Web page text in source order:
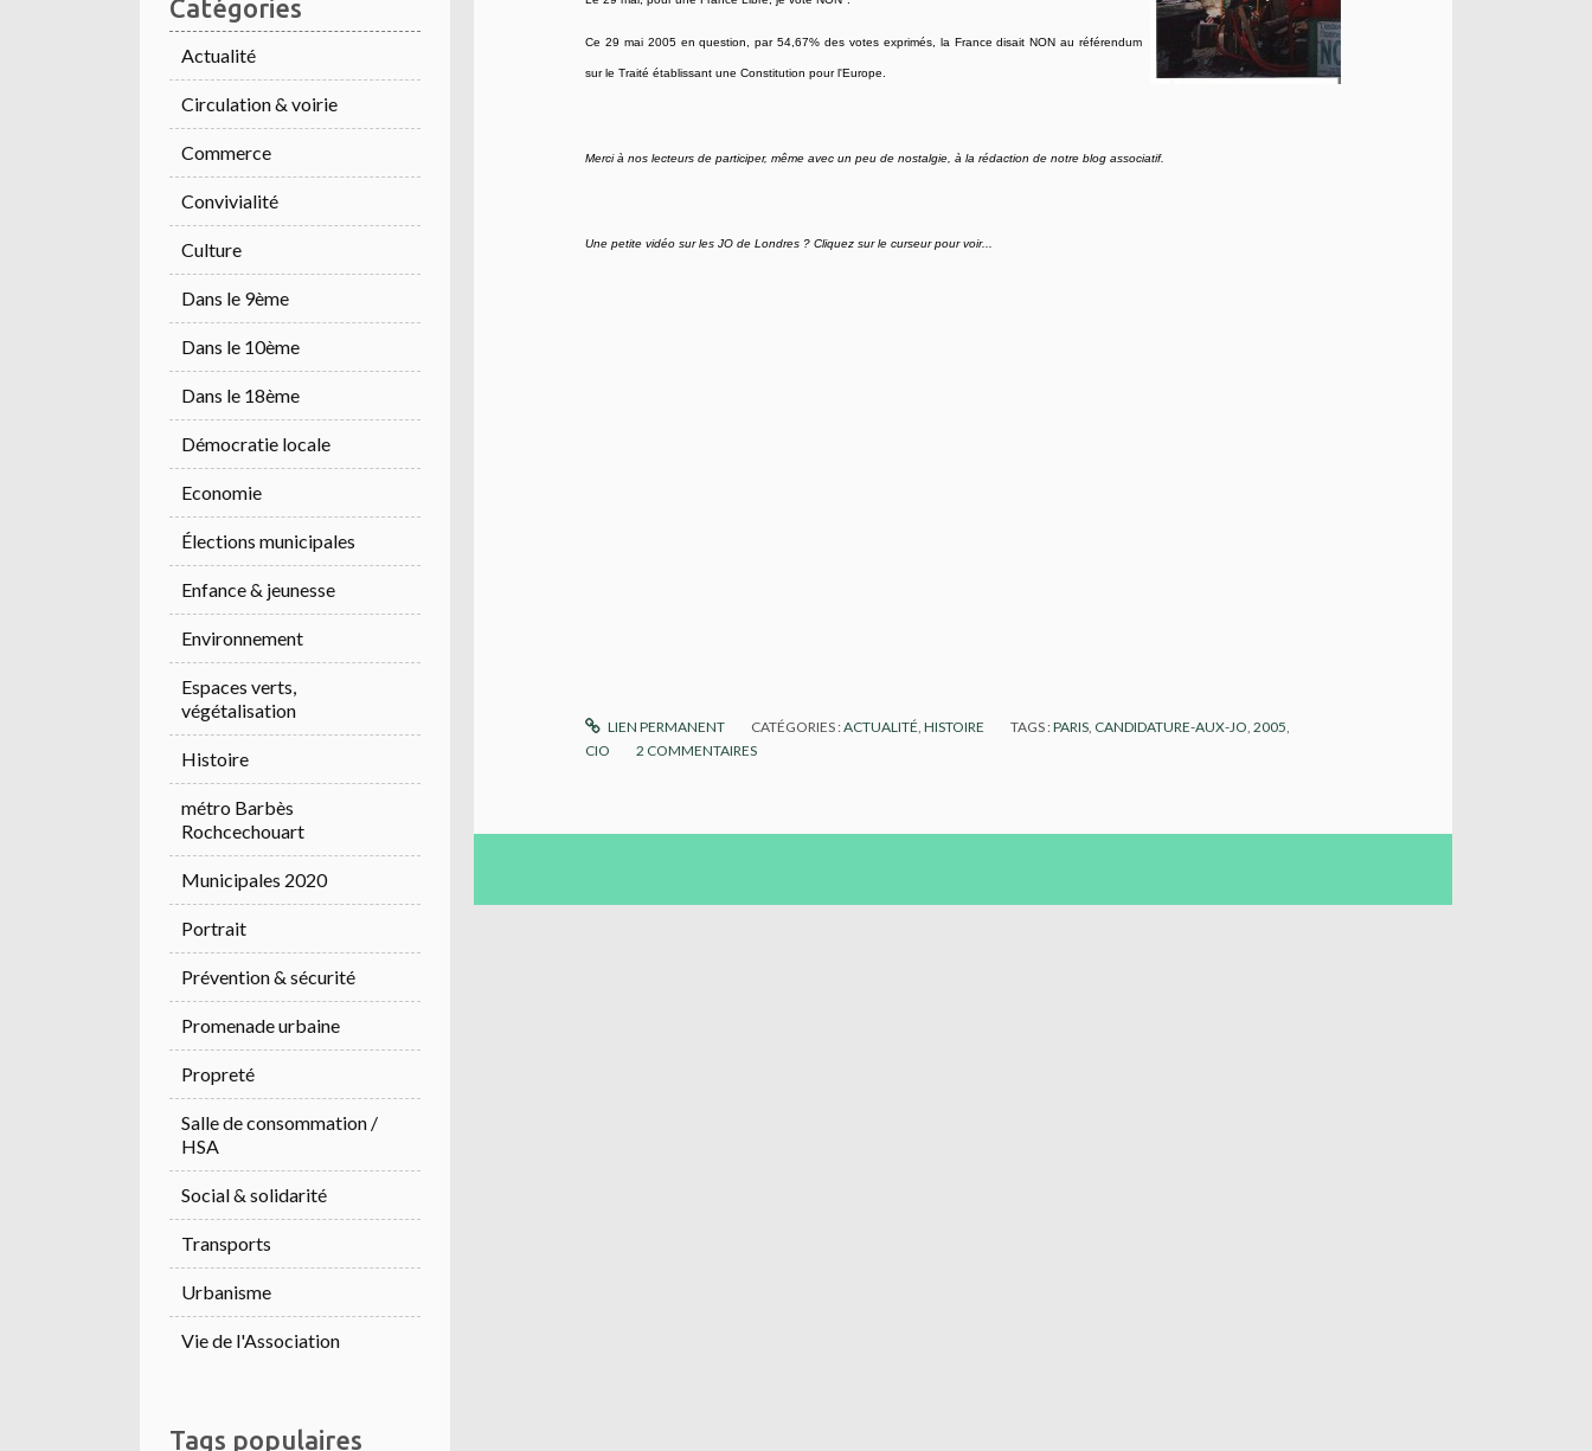
Catégories
Actualité
Circulation & voirie
Commerce
Convivialité
Culture
Dans le 9ème
Dans le 10ème
Dans le 18ème
Démocratie locale
Economie
Élections municipales
Enfance & jeunesse
Environnement
Espaces verts,
végétalisation
Histoire
métro Barbès
Rochcechouart
Municipales 2020
Portrait
Prévention & sécurité
Promenade urbaine
Propreté
Salle de consommation /
HSA
Social & solidarité
Transports
Urbanisme
Vie de l'Association
Tags populaires
Ce 29 mai 2005 en question, par 54,67% des votes exprimés, la France disait NON au référendum
sur le Traité établissant une Constitution pour l'Europe.
Merci à nos lecteurs de participer, même avec un peu de nostalgie, à la rédaction de notre blog associatif.
Une petite vidéo sur les JO de Londres ? Cliquez sur le curseur pour voir...
LIEN PERMANENT CATÉGORIES :ACTUALITÉ ,HISTOIRE TAGS :PARIS CANDIDATURE-AUX-JO ,2005
CIO
2 COMMENTAIRES